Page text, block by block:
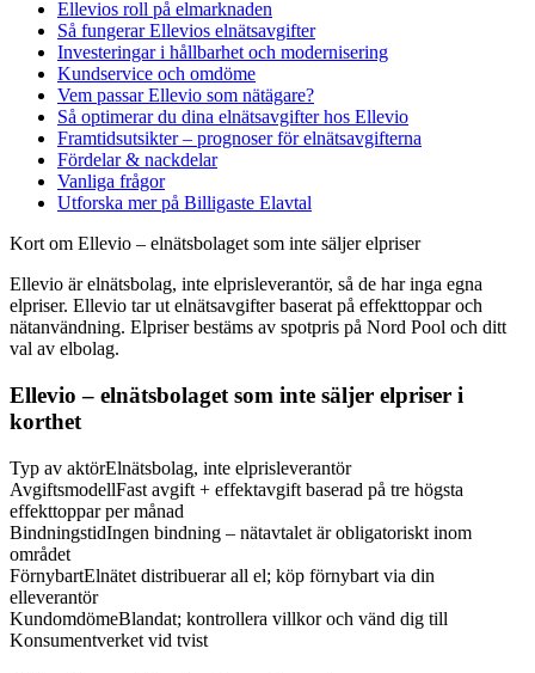
Ellevios roll på elmarknaden
Så fungerar Ellevios elnätsavgifter
Investeringar i hållbarhet och modernisering
Kundservice och omdöme
Vem passar Ellevio som nätägare?
Så optimerar du dina elnätsavgifter hos Ellevio
Framtidsutsikter – prognoser för elnätsavgifterna
Fördelar & nackdelar
Vanliga frågor
Utforska mer på Billigaste Elavtal
Kort om Ellevio – elnätsbolaget som inte säljer elpriser
Ellevio är elnätsbolag, inte elprisleverantör, så de har inga egna
elpriser. Ellevio tar ut elnätsavgifter baserat på effekttoppar och
nätanvändning. Elpriser bestäms av spotpris på Nord Pool och ditt
val av elbolag.
Ellevio – elnätsbolaget som inte säljer elpriser i
korthet
Typ av aktörElnätsbolag, inte elprisleverantör
AvgiftsmodellFast avgift + effektavgift baserad på tre högsta
effekttoppar per månad
BindningstidIngen bindning – nätavtalet är obligatoriskt inom
området
FörnybartElnätet distribuerar all el; köp förnybart via din
elleverantör
KundomdömeBlandat; kontrollera villkor och vänd dig till
Konsumentverket vid tvist